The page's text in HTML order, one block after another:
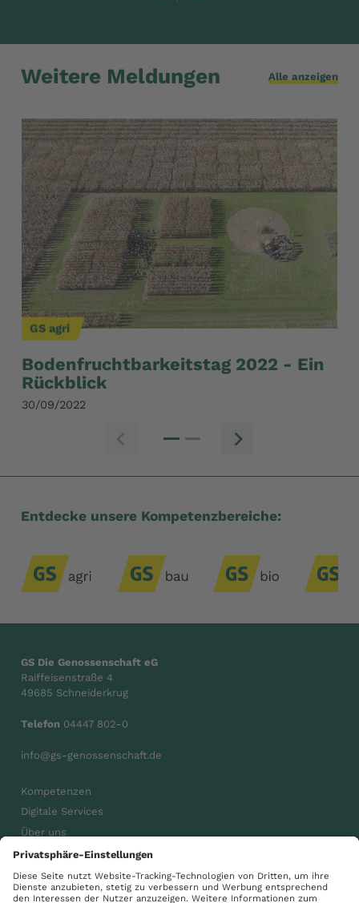
Weitere Meldungen Alle anzeigen
GS agri
Bodenfruchtbarkeitstag 2022 - Ein
Rückblick
30/09/2022
Zum Zum
Entdecke unsere Kompetenzbereiche:
GS Die Genossenschaft eG
Raiffeisenstraße 4
49685 Schneiderkrug
Telefon 04447 802-0
info@gs-genossenschaft.de
Kompetenzen
Digitale Services
Über uns
Karriere
Aktuelles